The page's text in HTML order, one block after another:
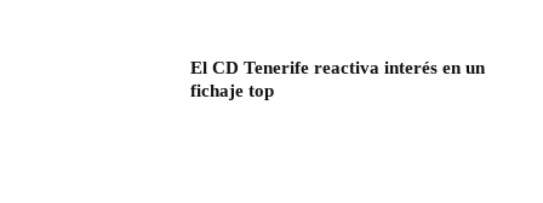
El CD Tenerife reactiva interés en un
fichaje top